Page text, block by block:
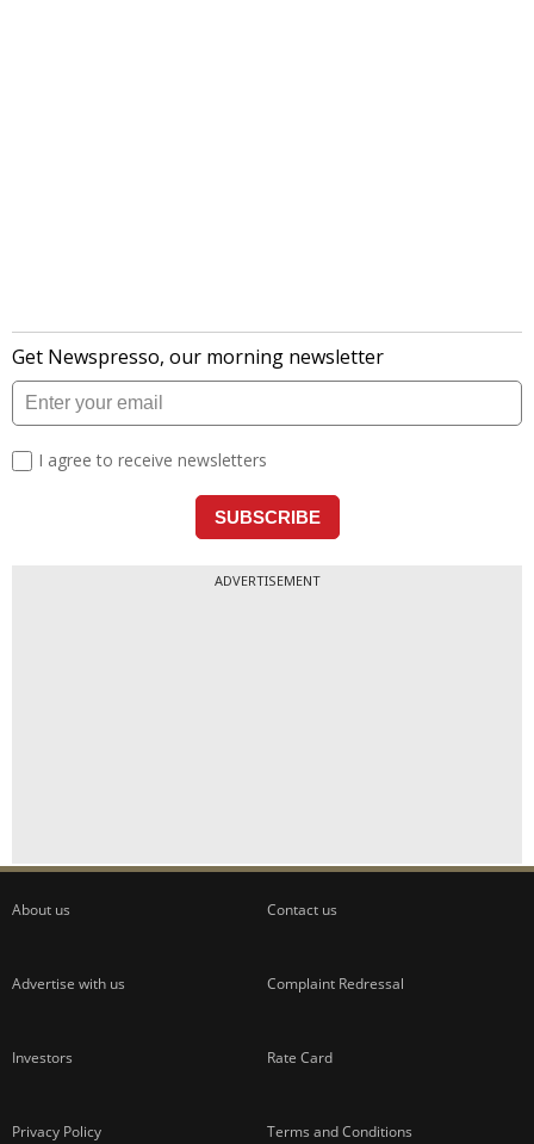
ADVERTISEMENT
About us Contact us
Advertise with us Complaint Redressal
Investors Rate Card
Privacy Policy Terms and Conditions